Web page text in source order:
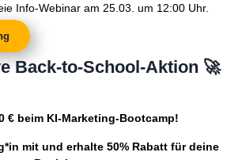
Info-Webinar am 25.03. um 12:00 Uhr.
Back-to-School-Aktion 🚀
€ beim KI-Marketing-Bootcamp!
mit und erhalte 50% Rabatt für deine